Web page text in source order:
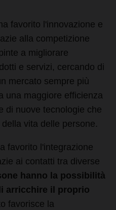
favorito l'innovazione e
alla competizione
a migliorare
e servizi, cercando di
mercato sempre più
una maggiore efficienza
di nuove tecnologie che
vita delle persone.
favorito l'integrazione
ai contatti tra diverse
hanno la possibilità
arricchire il proprio
favorisce la